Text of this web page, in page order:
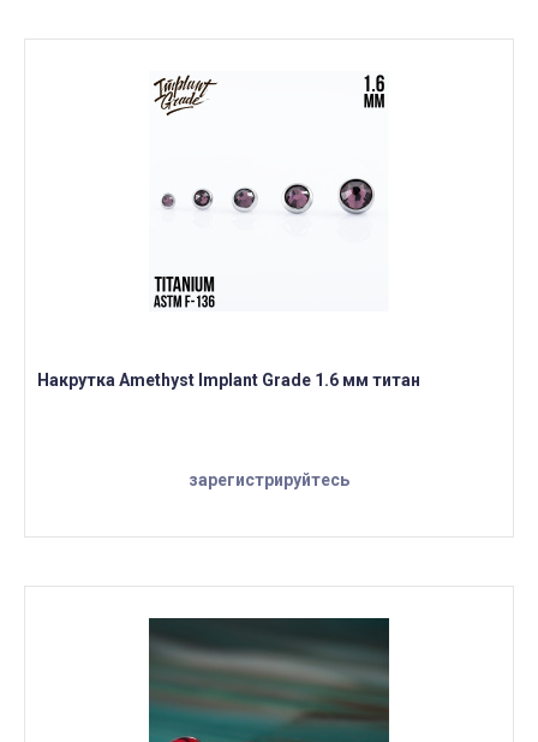
Накрутка Amethyst Implant Grade 1.6 мм титан
зарегистрируйтесь